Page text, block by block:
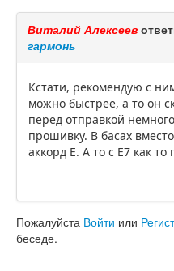
Виталий Алексеев
гармонь
Кстати, рекомендую с
можно быстрее, а то он
перед отправкой
прошивку. В басах
аккорд E. А то с E7 как то
Пожалуйста Войти или
беседе.